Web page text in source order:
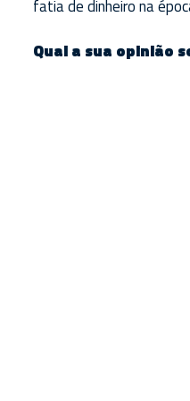
fatia de dinheiro na
Qual a sua opinião